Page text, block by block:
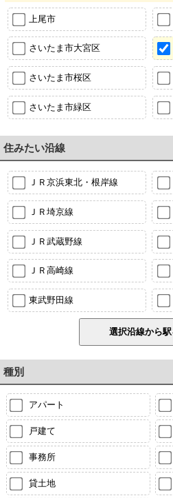
上尾市
さいたま市大宮区
さいたま市桜区
さいたま市緑区
住みたい沿線
ＪＲ京浜東北・根岸線
ＪＲ埼京線
ＪＲ武蔵野線
ＪＲ高崎線
東武野田線
種別
アパート
戸建て
事務所
貸土地